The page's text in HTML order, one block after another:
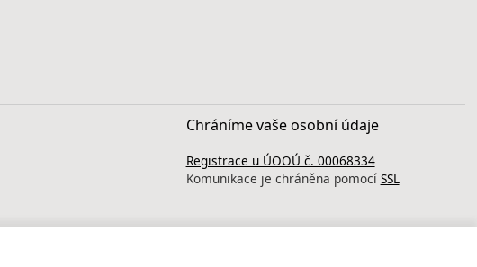
Chráníme vaše osobní údaje
Registrace u ÚOOÚ č. 00068334
Komunikace je chráněna pomocí SSL